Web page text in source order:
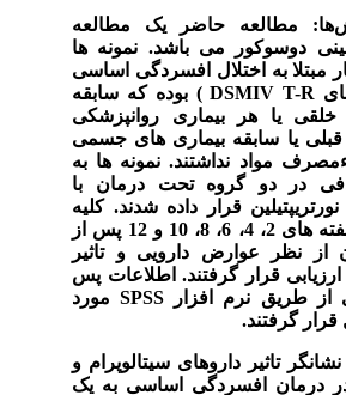
مطالعه حاضر یک مطالعه
دوسوکور می باشد. نمونه ها
بیمار مبتلا به اختلال افسردگی اساسی
DSMIV T-R ) بوده که سابقه
خلقی یا هر بیماری روانپزشکی
یا سابقه بیماری های جسمی
مواد نداشتند. نمونه ها به
در دو گروه تحت درمان با
قرار داده شدند. کلیه
نمونه ها در هفته های 2، 4، 6، 8، 10 و 12 پس از
نظر عوارض دارویی و تاثیر
قرار گرفتند. اطلاعات پس
طریق نرم افزار SPSS مورد
گرفتند.
تاثیر داروهای سیتالوپرام و
در درمان افسردگی اساسی به یک